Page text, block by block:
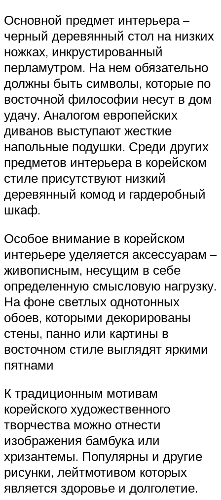
Основной предмет интерьера –
черный деревянный стол на низких
ножках, инкрустированный
перламутром. На нем обязательно
должны быть символы, которые по
восточной философии несут в дом
удачу. Аналогом европейских
диванов выступают жесткие
напольные подушки. Среди других
предметов интерьера в корейском
стиле присутствуют низкий
деревянный комод и гардеробный
шкаф.
Особое внимание в корейском
интерьере уделяется аксессуарам –
живописным, несущим в себе
определенную смысловую нагрузку.
На фоне светлых однотонных
обоев, которыми декорированы
стены, панно или картины в
восточном стиле выглядят яркими
пятнами
К традиционным мотивам
корейского художественного
творчества можно отнести
изображения бамбука или
хризантемы. Популярны и другие
рисунки, лейтмотивом которых
является здоровье и долголетие.